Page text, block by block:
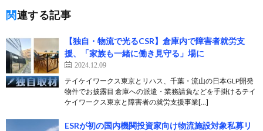
関連する記事
【独自・物流で光るCSR】倉庫内で障害者就労支
援、「家族も一緒に働き見守る」場に
2024.12.09
テイケイワークス東京とリハス、千葉・流山の日本GLP開発
物件でお披露目 倉庫への派遣・業務請負などを手掛けるテイ
ケイワークス東京と障害者の就労支援事業[…]
ESRが初の国内機関投資家向け物流施設対象私募リ